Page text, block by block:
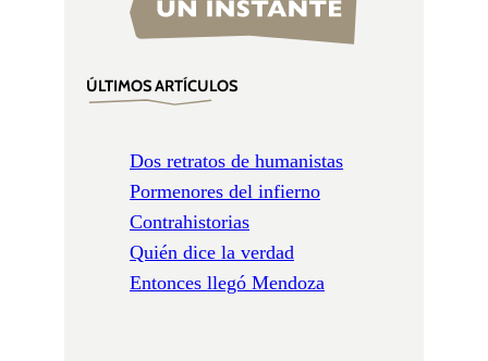
ÚLTIMOS ARTÍCULOS
Dos retratos de humanistas
Pormenores del infierno
Contrahistorias
Quién dice la verdad
Entonces llegó Mendoza